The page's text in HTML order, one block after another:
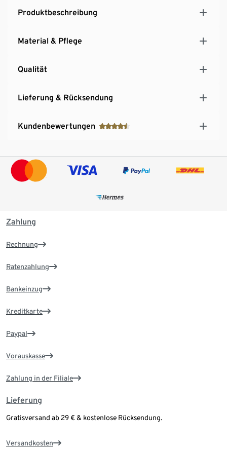
Produktbeschreibung
Material & Pflege
Qualität
Lieferung & Rücksendung
Kundenbewertungen
Zahlung
Rechnung
Ratenzahlung
Bankeinzug
Kreditkarte
Paypal
Vorauskasse
Zahlung in der Filiale
Lieferung
Gratisversand ab 29 € & kostenlose Rücksendung.
Versandkosten